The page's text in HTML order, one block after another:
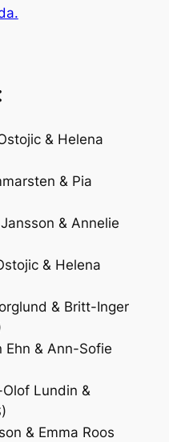
& Helena
& Pia
& Annelie
& Helena
& Britt-Inger
Ehn & Ann-Sofie
Lundin &
& Emma Roos